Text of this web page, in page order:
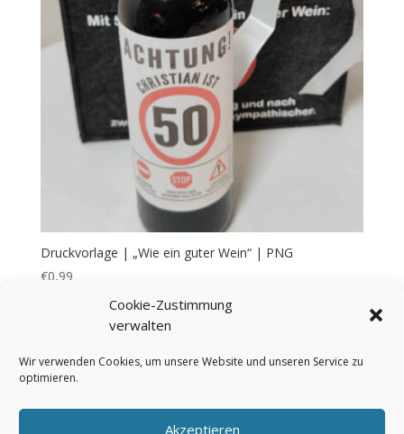
Cookie-Zustimmung
verwalten
Wir verwenden Cookies, um unsere Website und unseren Service zu
optimieren.
Akzeptieren
Druckvorlage | „Wie ein guter Wein“ | PNG
€0,99
Bezahlung & Versand
AGB
Impressum Über mich
Kontakt
Cookie-Richtlinie (EU)